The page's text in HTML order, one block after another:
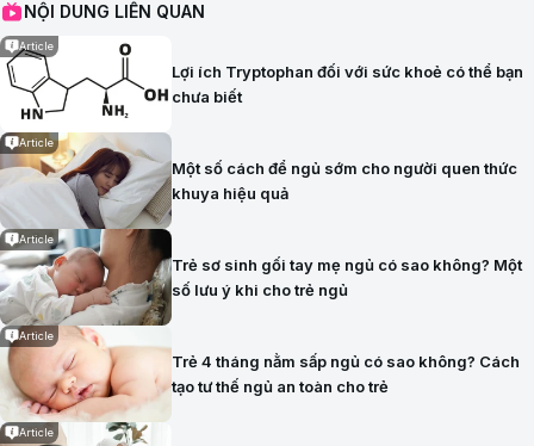
NỘI DUNG LIÊN QUAN
Article
Lợi ích Tryptophan đối với sức khoẻ có thể bạn
chưa biết
Article
Một số cách để ngủ sớm cho người quen thức
khuya hiệu quả
Article
Trẻ sơ sinh gối tay mẹ ngủ có sao không? Một
số lưu ý khi cho trẻ ngủ
Article
Trẻ 4 tháng nằm sấp ngủ có sao không? Cách
tạo tư thế ngủ an toàn cho trẻ
Article